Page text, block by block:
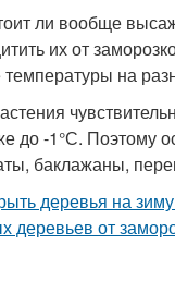
ли вообще
их от
на
до -1°С. Поэтому
баклажаны,